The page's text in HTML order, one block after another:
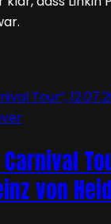
Carnival
von